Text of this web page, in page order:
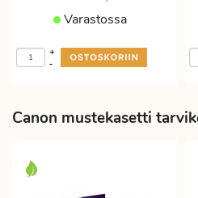
Varastossa
-
+
Canon mustekasetti